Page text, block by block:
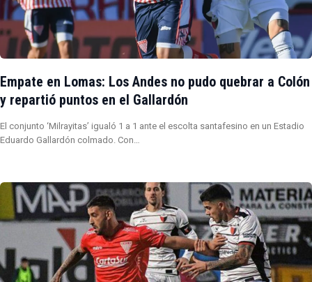
Empate en Lomas: Los Andes no pudo quebrar a Colón
y repartió puntos en el Gallardón
El conjunto ‘Milrayitas’ igualó 1 a 1 ante el escolta santafesino en un Estadio
Eduardo Gallardón colmado. Con…